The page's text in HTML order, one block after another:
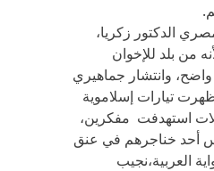
الدكتور زكريا،
من بلد للإخوان
وانتشار جماهيري
تيارات إسلاموية
استهدفت مفكرين،
أحد خناجرهم في عنق
العربية،نجيب